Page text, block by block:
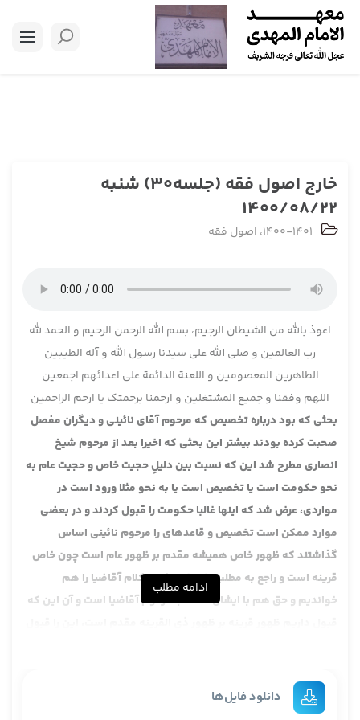
خارج اصول فقه (جلسه30) شنبه
1400/08/22
1400-1401، اصول فقه
اعوذ بالله من الشیطان الرجیم، بسم الله الرحمن الرحیم و الحمد لله
رب العالمین و صلی الله علی سیدنا رسول الله و آله الطیبین
الطاهرین المعصومین و اللعنة الدائمة علی اعدائهم اجمعین
اللهم وفقنا و جمیع المشتغلین و ارحمنا برحمتک یا ارحم الراحمین
بحثی که بود درباره تخصیص که مرحوم آقای نائینی و دیگران مفصل
صحبت کرده بودند بیشتر این بحثی که اخیرا بعد از مرحوم شیخ
انصاری مطرح شد این که نسبت بین دلیلِ حجیت خاص و حجیت عام به
نحو حکومت است یا تخصیص است یا به نحو مثلا ورود است در
مواردی، عرض شد که اینها غالبا حکومت را قبول کردند و در بعضی
موارد ممکن است تخصیص و قاعده­ای را مرحوم نائینی اساس
گذاشتند که ظهور خاص همیشه مقدم بر ظهور عام است چون خاص
قرینه است و راجع به مطلب اخیر خب یکمی کلام آقاضیا را هم
خواندیم و حق هم با ایشان است، با مرحوم آقاضیا است و آن این که
فقهی این قواعد اصولی را که سعی کردند به قول خودشان به نحو
قضایای حقیقیه باشد کم داریم، داریم ولی زیاد نیست، اینها از وقتی
ادامه مطلب
دانلود فایل‌ها